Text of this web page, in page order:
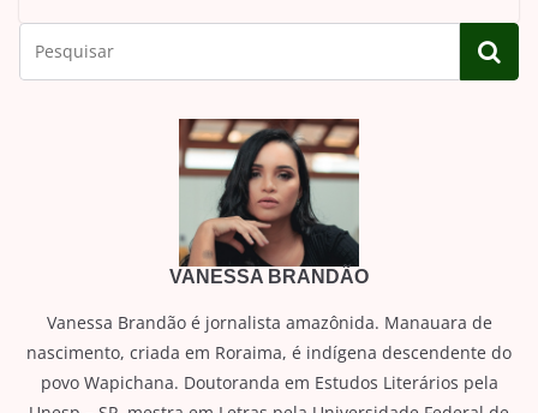
VANESSA BRANDÃO
Vanessa Brandão é jornalista amazônida. Manauara de
nascimento, criada em Roraima, é indígena descendente do
povo Wapichana. Doutoranda em Estudos Literários pela